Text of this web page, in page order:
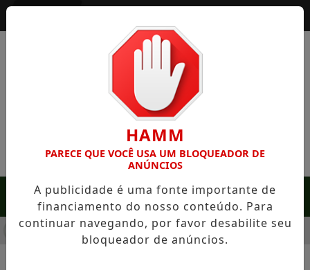
MENU
SERRA NEGRA: FAZENDA COM 488 HECTARES UNE ALTA
HAMM
PARECE QUE VOCÊ USA UM BLOQUEADOR DE
ANÚNCIOS
A publicidade é uma fonte importante de
financiamento do nosso conteúdo. Para
continuar navegando, por favor desabilite seu
bloqueador de anúncios.